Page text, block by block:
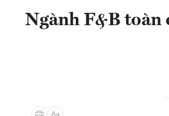
Ngành F&B toàn